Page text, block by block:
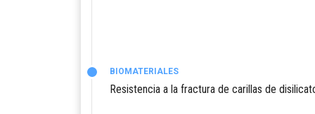
BIOMATERIALES
Resistencia a la fractura de carillas de